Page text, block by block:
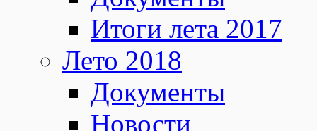
Итоги лета 2017
Лето 2018
Документы
Новости